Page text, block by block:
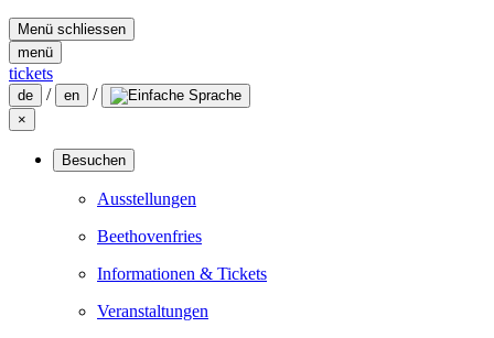
Menü schliessen
menü
tickets
de / en /
×
Besuchen
Ausstellungen
Beethovenfries
Informationen & Tickets
Veranstaltungen